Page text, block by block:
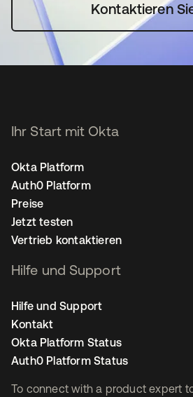
Kontaktieren
To connect with a product expert
Ihr Start mit Okta
Okta Platform
Auth0 Platform
Preise
Jetzt testen
Vertrieb kontaktieren
Hilfe und Support
Hilfe und Support
Kontakt
Okta Platform Status
Auth0 Platform Status